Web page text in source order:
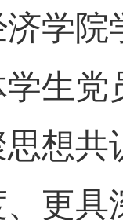
学院
生
想
更具